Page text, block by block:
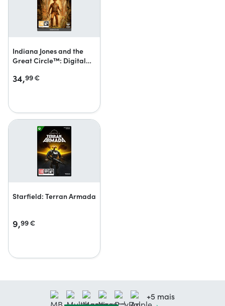
Indiana Jones and the
Great Circle™: Digital
34,99€
Starfield: Terran Armada
9,99€
+5 mais